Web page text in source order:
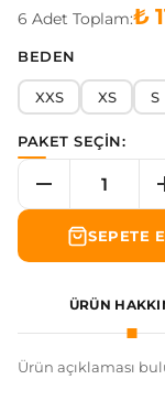
6 Adet Toplam:₺
BEDEN
XXS XS S
PAKET SEÇİN:
SEPETE
ÜRÜN
Ürün açıklaması